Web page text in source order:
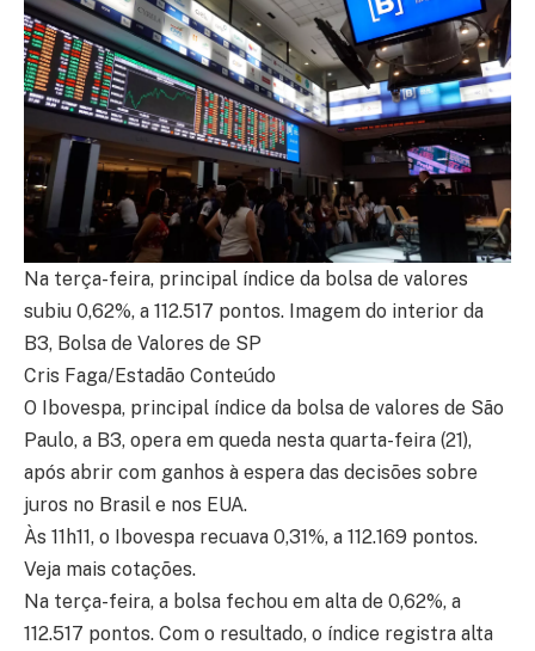
Na terça-feira, principal índice da bolsa de valores
subiu 0,62%, a 112.517 pontos. Imagem do interior da
B3, Bolsa de Valores de SP
Cris Faga/Estadão Conteúdo
O Ibovespa, principal índice da bolsa de valores de São
Paulo, a B3, opera em queda nesta quarta-feira (21),
após abrir com ganhos à espera das decisões sobre
juros no Brasil e nos EUA.
Às 11h11, o Ibovespa recuava 0,31%, a 112.169 pontos.
Veja mais cotações.
Na terça-feira, a bolsa fechou em alta de 0,62%, a
112.517 pontos. Com o resultado, o índice registra alta